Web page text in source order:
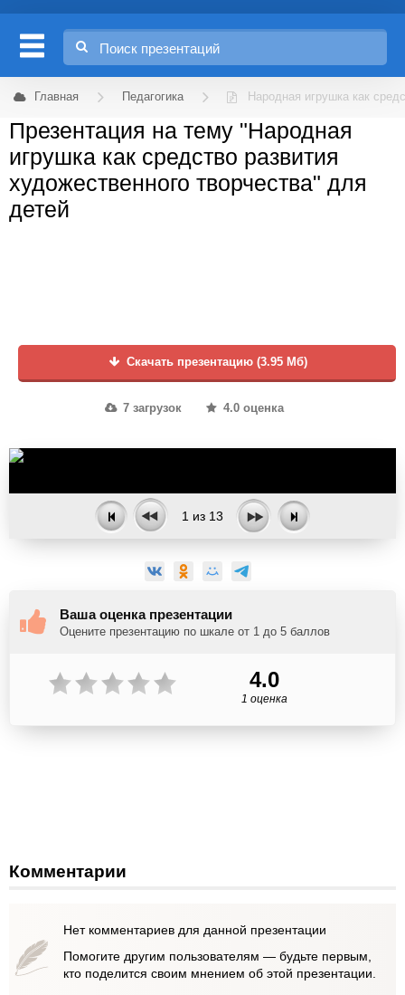
Главная Педагогика Народная игрушка как
Презентация на тему "Народная
игрушка как средство развития
художественного творчества" для
детей
Скачать презентацию (3.95 Мб)
7 загрузок 4.0 оценка
1 из 13
Ваша оценка презентации
Оцените презентацию по шкале от 1 до 5 баллов
4.0
1 оценка
Комментарии
Нет комментариев для данной презентации
Помогите другим пользователям — будьте первым,
кто поделится своим мнением об этой презентации.